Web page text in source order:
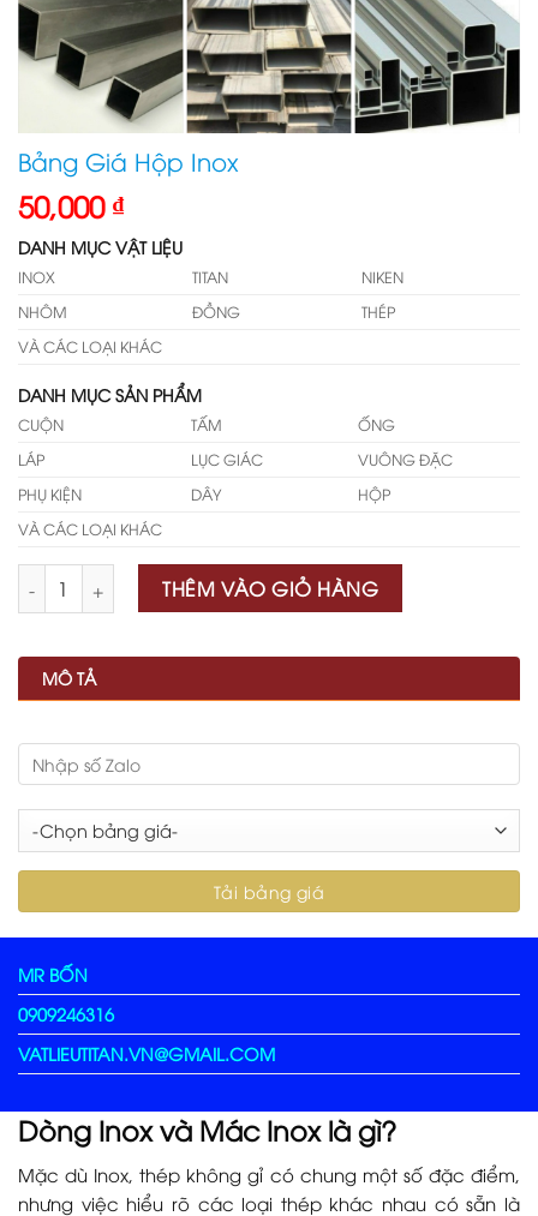
Bảng Giá Hộp Inox
50,000 ₫
DANH MỤC VẬT LIỆU
INOX TITAN
NIKEN
NHÔM
ĐỒNG
THÉP
VÀ CÁC LOẠI KHÁC
DANH MỤC SẢN PHẨM
CUỘN TẤM
ỐNG
LÁP
LỤC GIÁC
VUÔNG ĐẶC
PHỤ KIỆN
DÂY
HỘP
VÀ CÁC LOẠI KHÁC
Số lượng THÊM VÀO GIỎ HÀNG
MÔ TẢ
MR BỐN
0909246316
VATLIEUTITAN.VN@GMAIL.COM
Dòng Inox và Mác Inox là gì?
Mặc dù Inox, thép không gỉ có chung một số đặc điểm,
nhưng việc hiểu rõ các loại thép khác nhau có sẵn là